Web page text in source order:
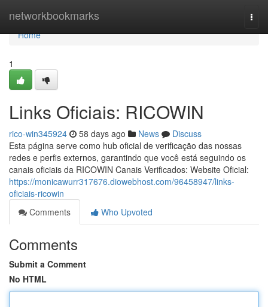
networkbookmarks
Home
Home
1
Links Oficiais: RICOWIN
rico-win345924 58 days ago News
Discuss
Esta página serve como hub oficial de verificação das nossas
redes e perfis externos, garantindo que você está seguindo os
canais oficiais da RICOWIN Canais Verificados: Website Oficial:
https://monicawurr317676.diowebhost.com/96458947/links-
oficiais-ricowin
Comments
Who Upvoted
Comments
Submit a Comment
No HTML